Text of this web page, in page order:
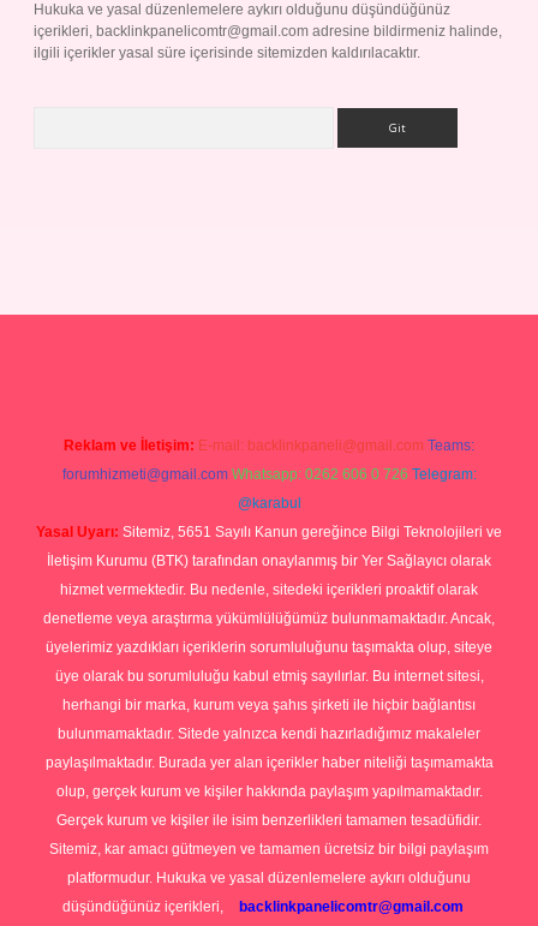
Hukuka ve yasal düzenlemelere aykırı olduğunu düşündüğünüz
içerikleri, backlinkpanelicomtr@gmail.com adresine bildirmeniz halinde,
ilgili içerikler yasal süre içerisinde sitemizden kaldırılacaktır.
Reklam ve İletişim: E-mail: backlinkpaneli@gmail.com Teams:
forumhizmeti@gmail.com Whatsapp: 0262 606 0 726 Telegram:
@karabul
Yasal Uyarı: Sitemiz, 5651 Sayılı Kanun gereğince Bilgi Teknolojileri ve
İletişim Kurumu (BTK) tarafından onaylanmış bir Yer Sağlayıcı olarak
hizmet vermektedir. Bu nedenle, sitedeki içerikleri proaktif olarak
denetleme veya araştırma yükümlülüğümüz bulunmamaktadır. Ancak,
üyelerimiz yazdıkları içeriklerin sorumluluğunu taşımakta olup, siteye
üye olarak bu sorumluluğu kabul etmiş sayılırlar. Bu internet sitesi,
herhangi bir marka, kurum veya şahıs şirketi ile hiçbir bağlantısı
bulunmamaktadır. Sitede yalnızca kendi hazırladığımız makaleler
paylaşılmaktadır. Burada yer alan içerikler haber niteliği taşımamakta
olup, gerçek kurum ve kişiler hakkında paylaşım yapılmamaktadır.
Gerçek kurum ve kişiler ile isim benzerlikleri tamamen tesadüfidir.
Sitemiz, kar amacı gütmeyen ve tamamen ücretsiz bir bilgi paylaşım
platformudur. Hukuka ve yasal düzenlemelere aykırı olduğunu
düşündüğünüz içerikleri,
backlinkpanelicomtr@gmail.com